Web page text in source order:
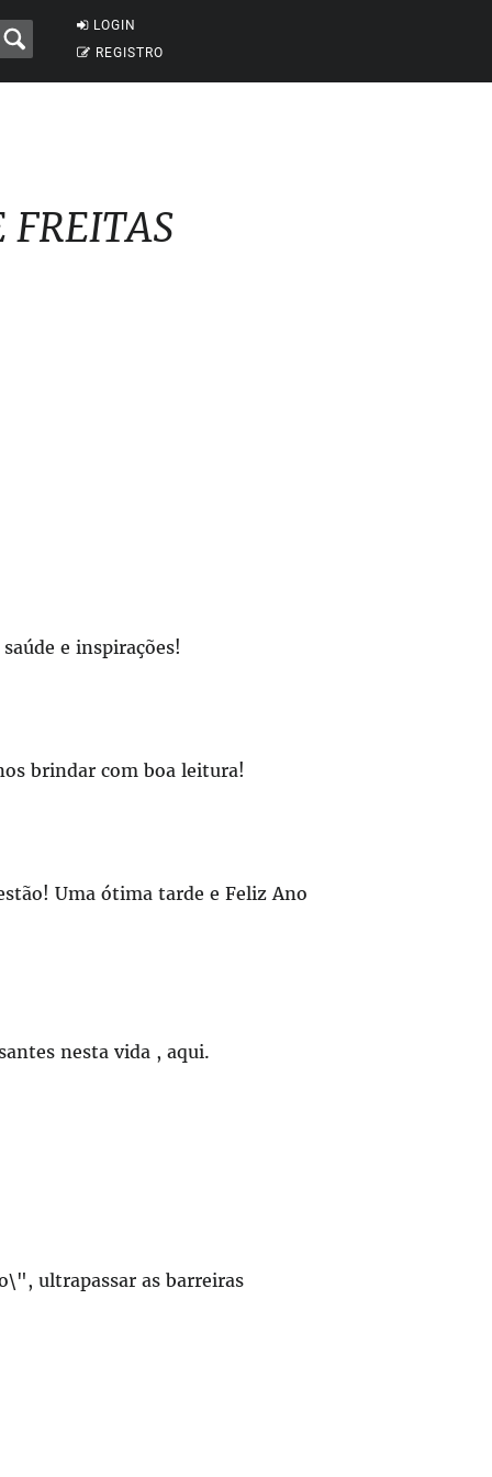
LOGIN
REGISTRO
e inspirações!
brindar com boa leitura!
Uma ótima tarde e Feliz Ano
nesta vida , aqui.
ultrapassar as barreiras